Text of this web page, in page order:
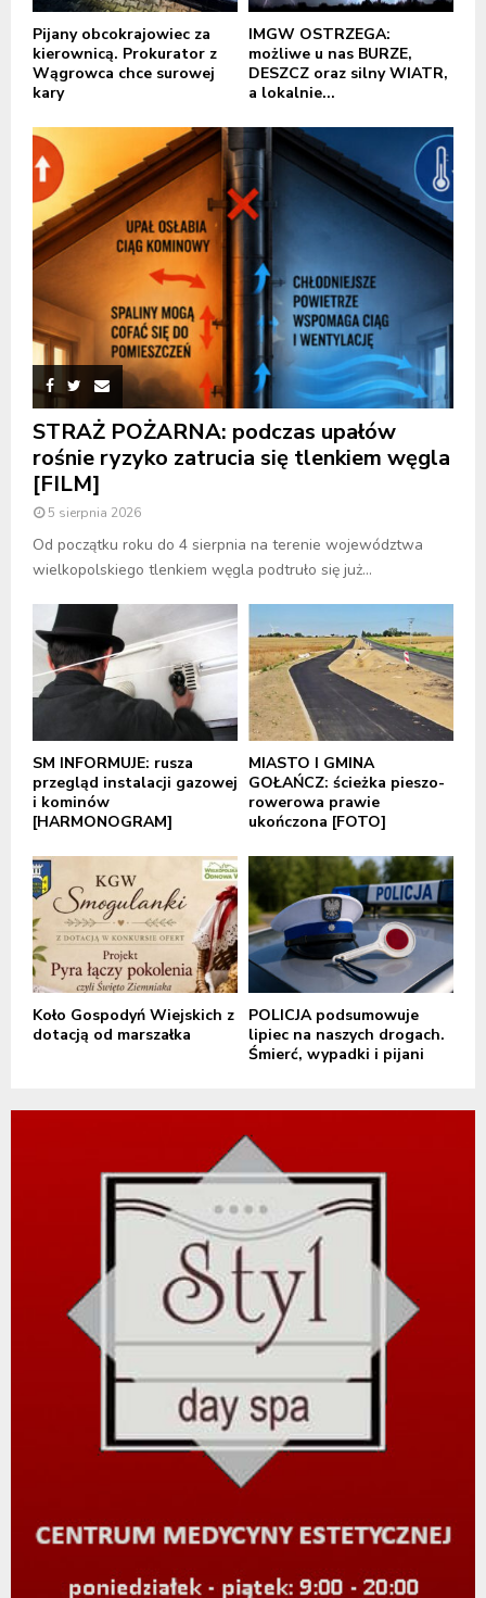
Pijany obcokrajowiec za
kierownicą. Prokurator z
Wągrowca chce surowej
kary
IMGW OSTRZEGA:
możliwe u nas BURZE,
DESZCZ oraz silny WIATR,
a lokalnie...
STRAŻ POŻARNA: podczas upałów
rośnie ryzyko zatrucia się tlenkiem węgla
[FILM]
5 sierpnia 2026
Od początku roku do 4 sierpnia na terenie województwa
wielkopolskiego tlenkiem węgla podtruło się już...
SM INFORMUJE: rusza
przegląd instalacji gazowej
i kominów
[HARMONOGRAM]
MIASTO I GMINA
GOŁAŃCZ: ścieżka pieszo-
rowerowa prawie
ukończona [FOTO]
Koło Gospodyń Wiejskich z
dotacją od marszałka
POLICJA podsumowuje
lipiec na naszych drogach.
Śmierć, wypadki i pijani